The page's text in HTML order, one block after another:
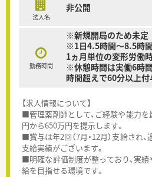
法人名
非公開
勤務時間
※新規開局のため未定
※1日4.5時間～8.5時
1ヵ月単位の変形労働
※休憩時間は実働6時
時間超えで60分以上付
【求人情報について】
■管理薬剤師として、ご経験や能力を
円から650万円を提示します。
■賞与は年2回（7月・12月）支給され
支給実績がございます。
■明確な評価制度が整っており、実
給を目指せる環境です。